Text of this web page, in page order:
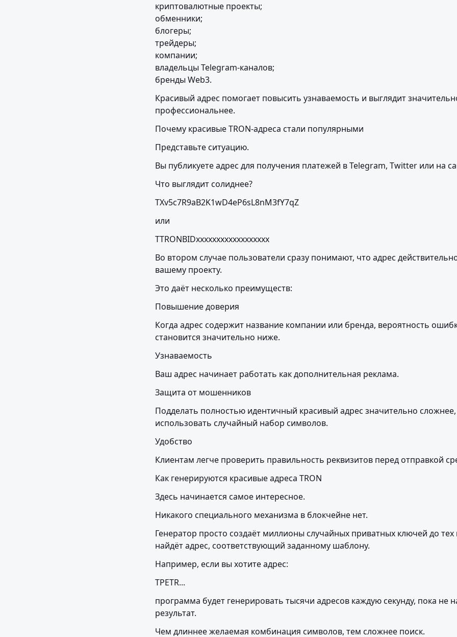
криптовалютные проекты;
обменники;
блогеры;
трейдеры;
компании;
владельцы Telegram-каналов;
бренды Web3.
Красивый адрес помогает повысить узнаваемость и выглядит
профессиональнее.
Почему красивые TRON-адреса стали популярными
Представьте ситуацию.
Вы публикуете адрес для получения платежей в Telegram, Twitter или на
Что выглядит солиднее?
TXv5c7R9aB2K1wD4eP6sL8nM3fY7qZ
или
TTRONBIDxxxxxxxxxxxxxxxxxx
Во втором случае пользователи сразу понимают, что адрес
вашему проекту.
Это даёт несколько преимуществ:
Повышение доверия
Когда адрес содержит название компании или бренда, вероятность
становится значительно ниже.
Узнаваемость
Ваш адрес начинает работать как дополнительная реклама.
Защита от мошенников
Подделать полностью идентичный красивый адрес значительно
использовать случайный набор символов.
Удобство
Клиентам легче проверить правильность реквизитов перед отправкой
Как генерируются красивые адреса TRON
Здесь начинается самое интересное.
Никакого специального механизма в блокчейне нет.
Генератор просто создаёт миллионы случайных приватных ключей до тех
найдёт адрес, соответствующий заданному шаблону.
Например, если вы хотите адрес:
TPETR...
программа будет генерировать тысячи адресов каждую секунду, пока не
результат.
Чем длиннее желаемая комбинация символов, тем сложнее поиск.